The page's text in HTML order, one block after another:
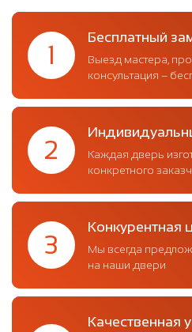
1
Бесплатный
Выезд мастера,
консультация –
2
Каждая дверь
конкретного
3
Конкурентная
Мы всегда
на наши двери
Качественная